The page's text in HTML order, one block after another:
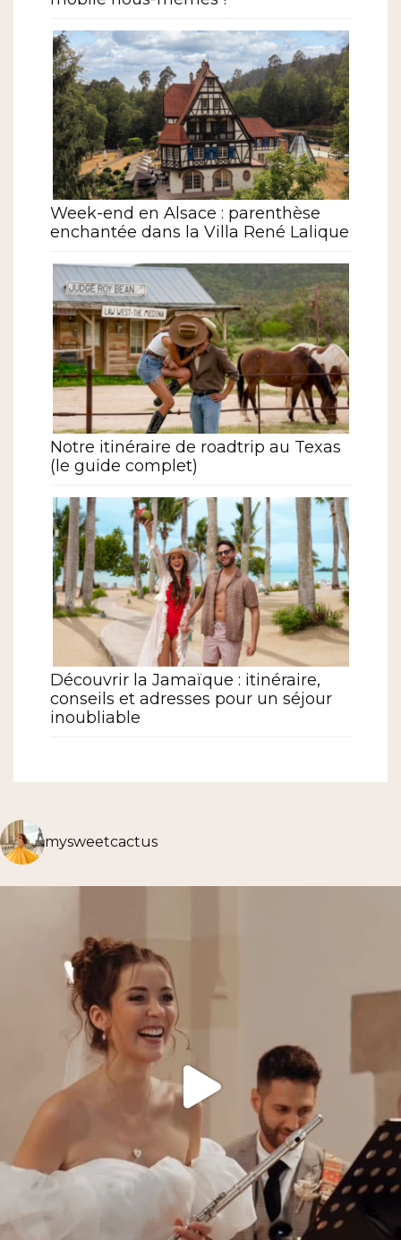
Week-end en Alsace : parenthèse
enchantée dans la Villa René Lalique
Notre itinéraire de roadtrip au Texas
(le guide complet)
Découvrir la Jamaïque : itinéraire,
conseils et adresses pour un séjour
inoubliable
mysweetcactus